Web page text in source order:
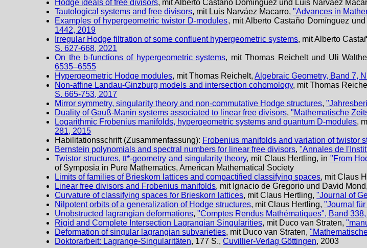
Hodge ideals of free divisors, mit Alberto Castaño Domínguez und Luis Narváez
Tautological systems and free divisors, mit Luis Narváez Macarro,"Advances in
Examples of hypergeometric twistor D-modules, mit Alberto Castaño Domínguez
1442, 2019
Irregular Hodge filtration of some confluent hypergeometric systems, mit Alberto
S. 627-668, 2021
On the b-functions of hypergeometric systems, mit Thomas Reichelt und Uli
6535–6555
Hypergeometric Hodge modules, mit Thomas Reichelt,Algebraic Geometry, Band 7,
Non-affine Landau-Ginzburg models and intersection cohomology, mit Thomas
S. 665-753, 2017
Mirror symmetry, singularity theory and non-commutative Hodge structures,
Duality of Gauß-Manin systems associated to linear free divisors,"Mathematische
Logarithmic Frobenius manifolds, hypergeometric systems and quantum D-modules,
281, 2015
Habilitationsschrift (Zusammenfassung): Frobenius manifolds and variation of twistor
Bernstein polynomials and spectral numbers for linear free divisors,"Annales de
Twistor structures, tt*-geometry and singularity theory, mit Claus Hertling, in "From
of Symposia in Pure Mathematics, American Mathematical Society
Limits of families of Brieskorn lattices and compactified classifying spaces, mit Claus
Linear free divisors and Frobenius manifolds, mit Ignacio de Gregorio und David
Curvature of classifying spaces for Brieskorn lattices, mit Claus Hertling,"Journal of
Nilpotent orbits of a generalization of Hodge structures, mit Claus Hertling,"Journal
Unobstructed lagrangian deformations,"Comptes Rendus Mathématiques", Band
Rigid and Complete Intersection Lagrangian Singularities, mit Duco van Straten,
Deformation of singular lagrangian subvarieties, mit Duco van Straten,
Doktorarbeit: Lagrange-Singularitäten, 177 S.,Cuvillier-Verlag Göttingen, 2003